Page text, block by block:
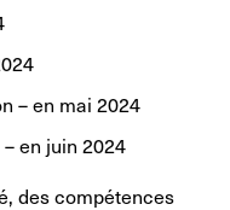
– en mai 2024
en juin 2024
des compétences